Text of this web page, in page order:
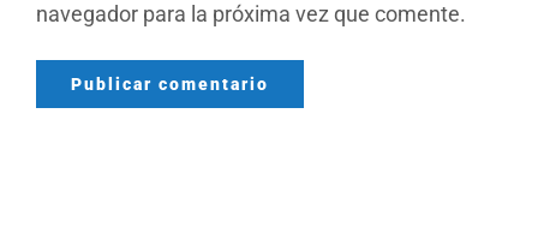
navegador para la próxima vez que comente.